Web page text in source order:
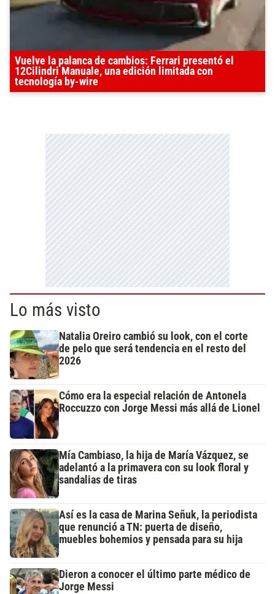
Vuelve la palanca de cambios: Ferrari presentó el
12Cilindri Manuale, una edición limitada con
tecnología by-wire
Lo más visto
Natalia Oreiro cambió su look, con el corte
de pelo que será tendencia en el resto del
2026
Cómo era la especial relación de Antonela
Roccuzzo con Jorge Messi más allá de Lionel
Mía Cambiaso, la hija de María Vázquez, se
adelantó a la primavera con su look floral y
sandalias de tiras
Así es la casa de Marina Señuk, la periodista
que renunció a TN: puerta de diseño,
muebles bohemios y pensada para su hija
Dieron a conocer el último parte médico de
Jorge Messi